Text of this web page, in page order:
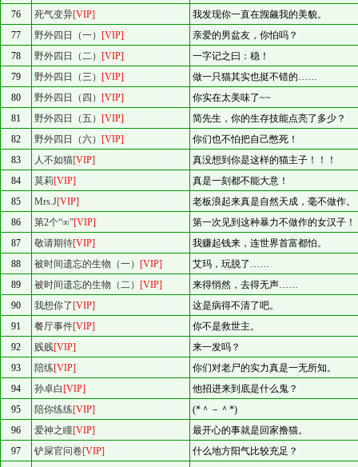
76
死气变异[VIP]
我发现你一直在觊觎我的美貌。
77
野外四日（一） [VIP]
亲爱的男盆友，你怕吗？
78
野外四日（二） [VIP]
一字记之曰：稳！
79
野外四日（三） [VIP]
做一只猫其实也挺不错的……
80
野外四日（四） [VIP]
你实在太美味了~~
81
野外四日（五） [VIP]
简先生，你的生存技能点亮了多少？
82
野外四日（六） [VIP]
你们也不怕把自己憋死！
83
人不如猫[VIP]
真没想到你是这样的猫主子！！！
84
莫莉[VIP]
真是一刻都不能大意！
85
Mrs.J[VIP]
老板浪起来真是自然天成，毫不做作。
86
第2个“∞”[VIP]
第一次见到这种暴力不做作的女汉子！
87
敬请期待[VIP]
我赚起钱来，连世界首富都怕。
88
被时间遗忘的生物（一） [VIP]
艾玛，玩脱了……
89
被时间遗忘的生物（二） [VIP]
来得悄然，去得无声……
90
我想你了 [VIP]
这是病得不清了吧。
91
餐厅事件[VIP]
你不是救世主。
92
贱贱[VIP]
来一发吗？
93
陪练[VIP]
你们对老尸的实力真是一无所知。
94
孙卓白 [VIP]
他招进来到底是什么鬼？
95
陪你练练[VIP]
(*＾－＾*)
96
爱神之瞳[VIP]
最开心的事就是回家撸猫。
97
铲屎官问卷[VIP]
什么地方阳气比较充足？